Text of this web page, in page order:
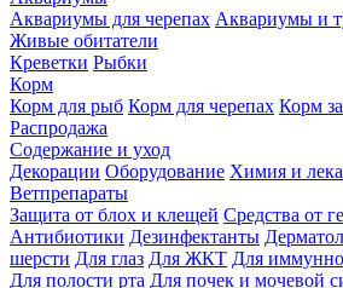
Аквариумы для черепах Аквариумы и
Живые обитатели
Креветки Рыбки
Корм
Корм для рыб Корм для черепах Корм
Распродажа
Содержание и уход
Декорации Оборудование Химия и
Ветпрепараты
Защита от блох и клещей Средства от
Антибиотики Дезинфектанты
шерсти Для глаз Для ЖКТ Для
Для полости рта Для почек и мочевой